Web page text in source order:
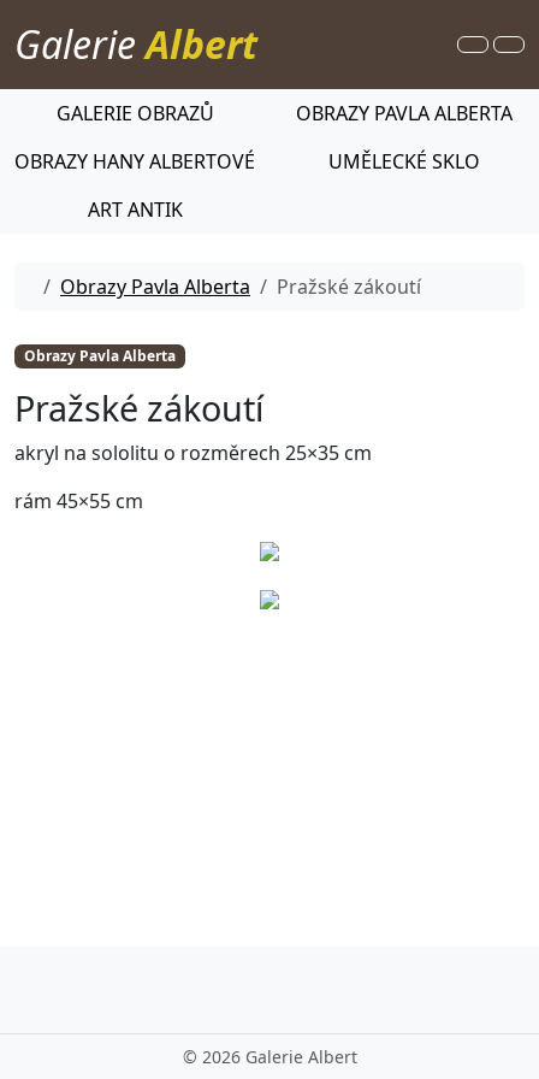
GalerieAlbert Search
GALERIE OBRAZŮ
OBRAZY PAVLA ALBERTA
OBRAZY HANY ALBERTOVÉ
UMĚLECKÉ SKLO
ART ANTIK
Home
Obrazy Pavla Alberta Pražské zákoutí
Obrazy Pavla Alberta
Pražské zákoutí
akryl na sololitu o rozměrech 25×35 cm
rám 45×55 cm
© 2026 Galerie Albert